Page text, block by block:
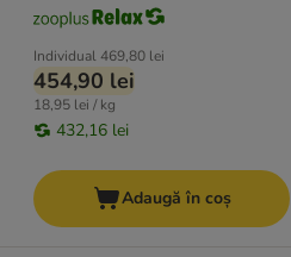
Individual469,80 lei
454,90 lei
18,95 lei / kg
432,16 lei
Adaugă în coș